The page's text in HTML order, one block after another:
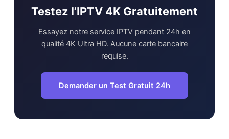
Testez l’IPTV 4K Gratuitement
Essayez notre service IPTV pendant 24h en
qualité 4K Ultra HD. Aucune carte bancaire
requise.
Demander un Test Gratuit 24h